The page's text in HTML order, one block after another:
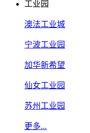
工业园
澳法工业城
宁波工业园
加华新希望
仙女工业园
苏州工业园
更多...